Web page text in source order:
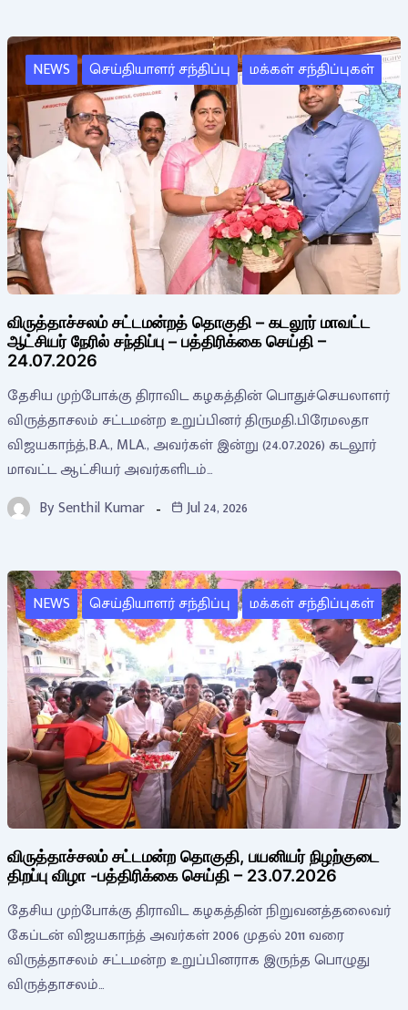
NEWS செய்தியாளர் சந்திப்பு மக்கள் சந்திப்புகள்
விருத்தாச்சலம் சட்டமன்றத் தொகுதி – கடலூர் மாவட்ட
ஆட்சியர் நேரில் சந்திப்பு – பத்திரிக்கை செய்தி –
24.07.2026
தேசிய முற்போக்கு திராவிட கழகத்தின் பொதுச்செயலாளர்
விருத்தாசலம் சட்டமன்ற உறுப்பினர் திருமதி.பிரேமலதா
விஜயகாந்த்,B.A., MLA., அவர்கள் இன்று (24.07.2026) கடலூர்
மாவட்ட ஆட்சியர் அவர்களிடம்…
BySenthil Kumar Jul 24, 2026
NEWS செய்தியாளர் சந்திப்பு மக்கள் சந்திப்புகள்
விருத்தாச்சலம் சட்டமன்ற தொகுதி, பயனியர் நிழற்குடை
திறப்பு விழா -பத்திரிக்கை செய்தி – 23.07.2026
தேசிய முற்போக்கு திராவிட கழகத்தின் நிறுவனத்தலைவர்
கேப்டன் விஜயகாந்த் அவர்கள் 2006 முதல் 2011 வரை
விருத்தாசலம் சட்டமன்ற உறுப்பினராக இருந்த பொழுது
விருத்தாசலம்…